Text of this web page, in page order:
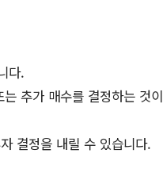
다.
추가 매수를 결정하는 것이
결정을 내릴 수 있습니다.